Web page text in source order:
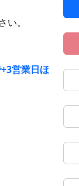
。
営業日ほ